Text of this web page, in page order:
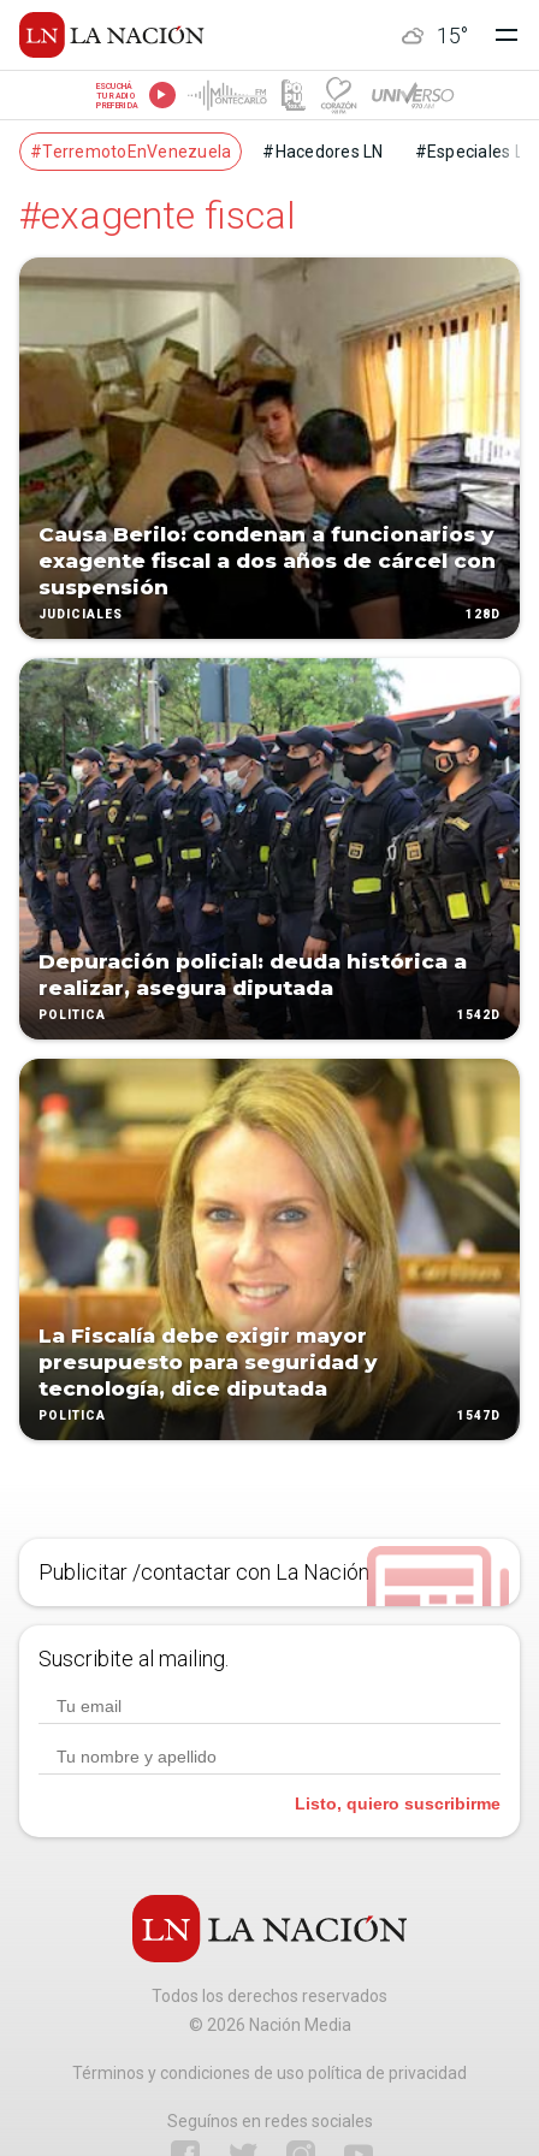
15°
ESCUCHÁ
TU RADIO
PREFERIDA
#TerremotoEnVenezuela #Hacedores LN #Especiales LN
#exagente fiscal
Causa Berilo: condenan a funcionarios y
exagente fiscal a dos años de cárcel con
suspensión
JUDICIALES 128D
Depuración policial: deuda histórica a
realizar, asegura diputada
POLÍTICA 1542D
La Fiscalía debe exigir mayor
presupuesto para seguridad y
tecnología, dice diputada
POLÍTICA 1547D
Publicitar /contactar con La Nación
Suscribite al mailing.
Listo, quiero suscribirme
Todos los derechos reservados
© 2026 Nación Media
Términos y condiciones de uso política de privacidad
Seguínos en redes sociales